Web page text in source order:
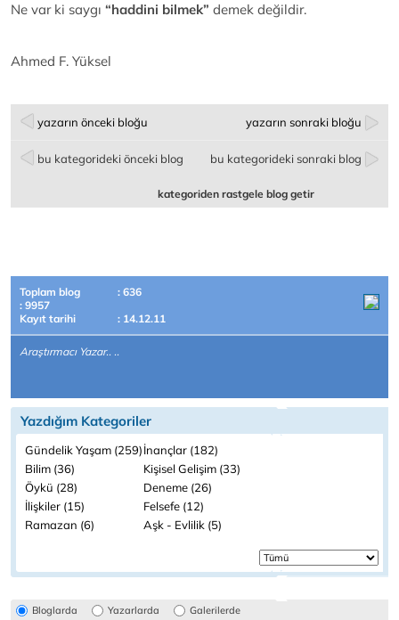
Ne var ki saygı “haddini bilmek” demek değildir.
Ahmed F. Yüksel
yazarın önceki bloğu yazarın sonraki bloğu
bu kategorideki önceki blog bu kategorideki sonraki blog
kategoriden rastgele blog getir
Toplam blog
: 636
: 9957
Kayıt tarihi
: 14.12.11
Araştırmacı Yazar.. ..
Yazdığım Kategoriler
Gündelik Yaşam (259)İnançlar (182)
Bilim (36)
Kişisel Gelişim (33)
Öykü (28)
Deneme (26)
İlişkiler (15)
Felsefe (12)
Ramazan (6)
Aşk - Evlilik (5)
Bloglarda Yazarlarda Galerilerde